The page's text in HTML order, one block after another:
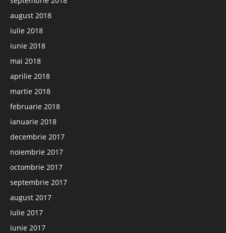
august 2018
iulie 2018
iunie 2018
mai 2018
aprilie 2018
martie 2018
februarie 2018
ianuarie 2018
decembrie 2017
noiembrie 2017
octombrie 2017
septembrie 2017
august 2017
iulie 2017
iunie 2017